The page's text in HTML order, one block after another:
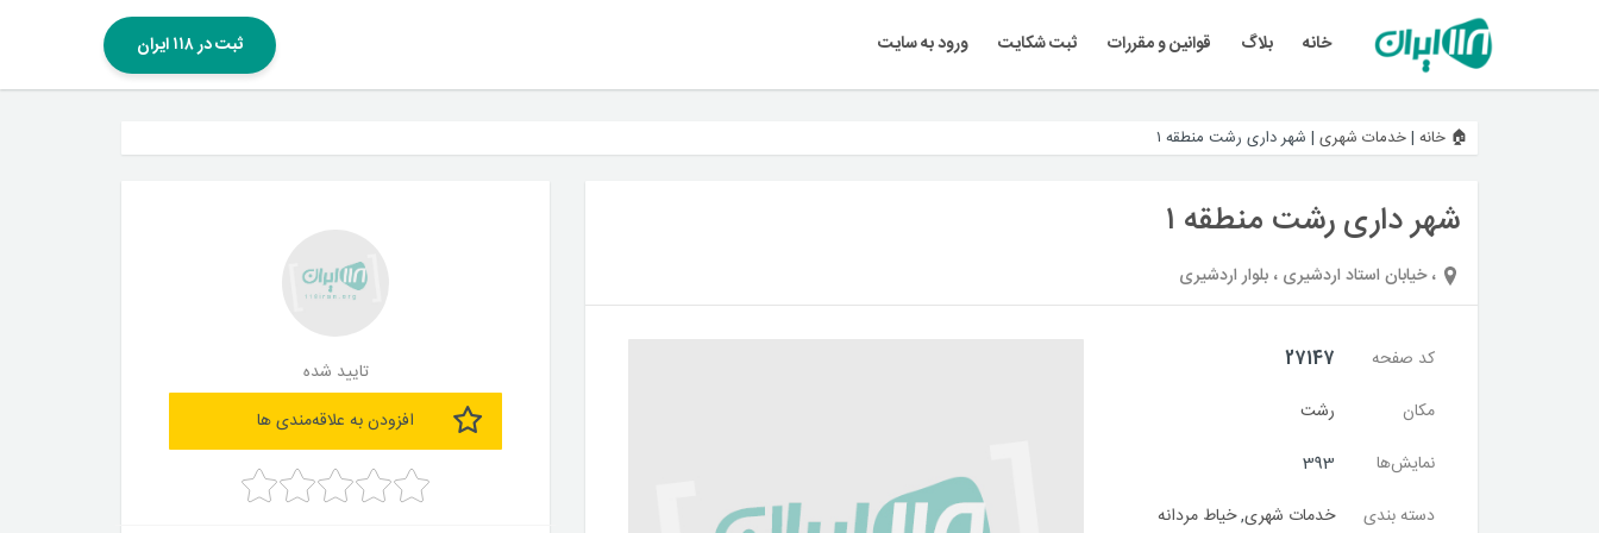
خانه بلاگ قوانین و مقررات ثبت شکایت ورود به سایت ثبت در ۱۱۸ ایران
🏠 خانه |خدمات شهری | شهر داری رشت منطقه ۱
شهر داری رشت منطقه ۱
، خیابان استاد اردشیری ، بلوار اردشیری
کد صفحه
27147
مکان
رشت
نمایش‌ها
393
دسته بندی
خدمات شهری,خیاط مردانه
تایید شده
افزودن به علاقه‌مندی ها